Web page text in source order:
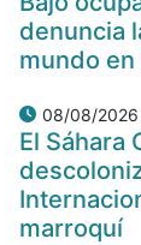
denuncia
mundo en
08/08/2026
El Sáhara
marroquí